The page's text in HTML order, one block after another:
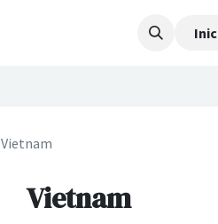
Vietnam
Vietnam